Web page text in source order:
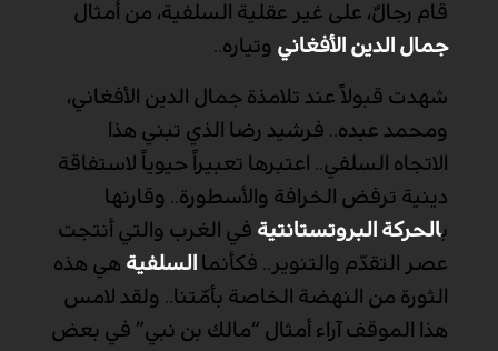
قام رجالٌ، على غير عقلية السلفية، من أمثال
جمال الدين الأفغاني وتياره..
شهدت قبولاً عند تلامذة جمال الدين الأفغاني،
ومحمد عبده.. فرشيد رضا الذي تبني هذا
الاتجاه السلفي.. اعتبرها تعبيراً حيوياً لاستفاقة
دينية ترفض الخرافة والأسطورة.. وقارنها
بالحركة البروتستانتية في الغرب والتي أنتجت
عصر التقدّم والتنوير.. فكأنما السلفية هي هذه
الثورة من النهضة الخاصة بأمّتنا.. ولقد لامس
هذا الموقف آراء أمثال “مالك بن نبي” في بعض